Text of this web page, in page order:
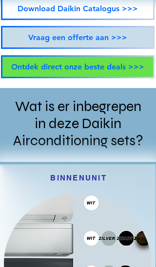
Download Daikin Catalogus >>>
Vraag een offerte aan >>>
Ontdek direct onze beste deals >>>
Wat is er inbegrepen
in deze Daikin
Airconditioning sets?
BINNENUNIT